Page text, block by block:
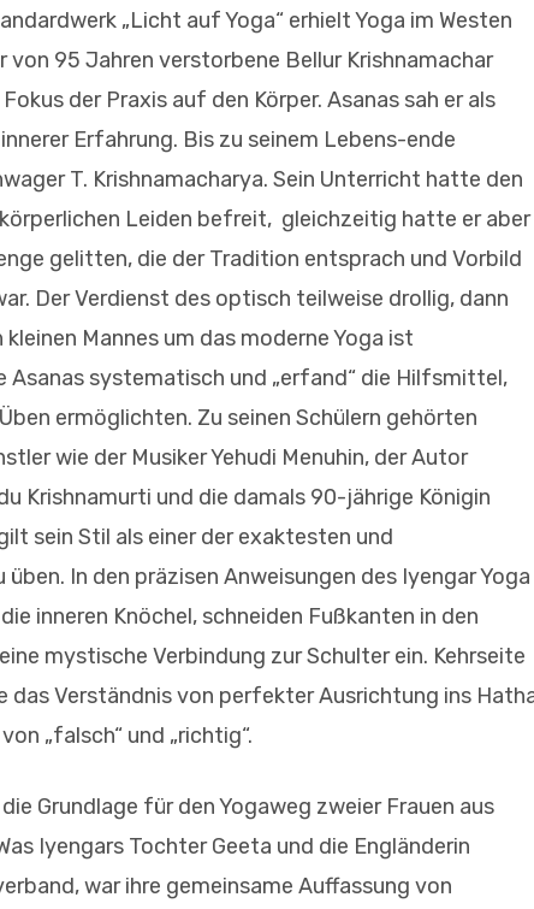
„Licht auf Yoga“ erhielt Yoga im Westen
von 95 Jahren verstorbene Bellur Krishnamachar
der Praxis auf den Körper. Asanas sah er als
Erfahrung. Bis zu seinem Lebens-ende
T. Krishnamacharya. Sein Unterricht hatte den
Leiden befreit, gleichzeitig hatte er aber
gelitten, die der Tradition entsprach und Vorbild
Der Verdienst des optisch teilweise drollig, dann
Mannes um das moderne Yoga ist
Asanas systematisch und „erfand“ die Hilfsmittel,
ermöglichten. Zu seinen Schülern gehörten
wie der Musiker Yehudi Menuhin, der Autor
Krishnamurti und die damals 90-jährige Königin
sein Stil als einer der exaktesten und
In den präzisen Anweisungen des Iyengar Yoga
inneren Knöchel, schneiden Fußkanten in den
mystische Verbindung zur Schulter ein. Kehrseite
das Verständnis von perfekter Ausrichtung ins
„falsch“ und „richtig“.
Grundlage für den Yogaweg zweier Frauen aus
Iyengars Tochter Geeta und die Engländerin
war ihre gemeinsame Auffassung von